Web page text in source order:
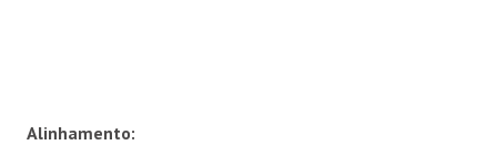
Alinhamento: